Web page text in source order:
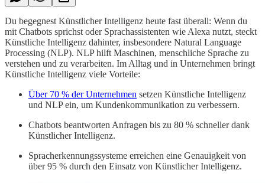
Du begegnest Künstlicher Intelligenz heute fast überall: Wenn du
mit Chatbots sprichst oder Sprachassistenten wie Alexa nutzt, steckt
Künstliche Intelligenz dahinter, insbesondere Natural Language
Processing (NLP). NLP hilft Maschinen, menschliche Sprache zu
verstehen und zu verarbeiten. Im Alltag und in Unternehmen bringt
Künstliche Intelligenz viele Vorteile:
Über 70 % der Unternehmen setzen Künstliche Intelligenz
und NLP ein, um Kundenkommunikation zu verbessern.
Chatbots beantworten Anfragen bis zu 80 % schneller dank
Künstlicher Intelligenz.
Spracherkennungssysteme erreichen eine Genauigkeit von
über 95 % durch den Einsatz von Künstlicher Intelligenz.